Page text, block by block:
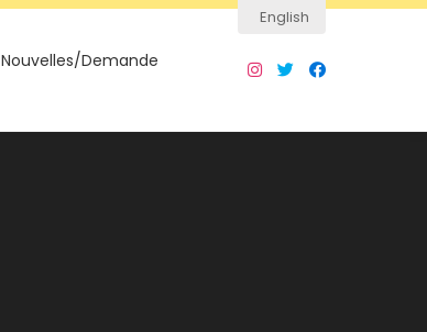
English
Nouvelles/Demande